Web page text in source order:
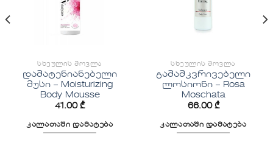
ᲡᲮᲔᲣᲚᲘᲡ ᲛᲝᲕᲚᲐ
დამატენიანებელი
მუსი – Moisturizing
Body Mousse
41.00 ₾
კალათაში დამატება
ᲡᲮᲔᲣᲚᲘᲡ ᲛᲝᲕᲚᲐ
გამამკვრივებელი
ლოსიონი – Rosa
Moschata
66.00 ₾
კალათაში დამატება